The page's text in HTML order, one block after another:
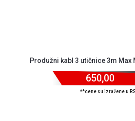
Produžni kabl 3 utičnice 3m Max
650,00
**cene su izražene u